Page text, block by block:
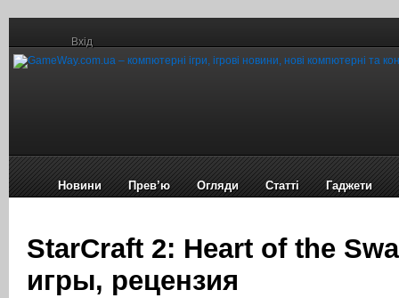
Вхід
Новини Прев’ю Огляди Статті Гаджети
StarCraft 2: Heart of the
игры, рецензия